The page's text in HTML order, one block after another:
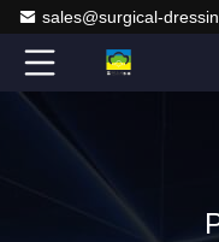
sales@surgical-